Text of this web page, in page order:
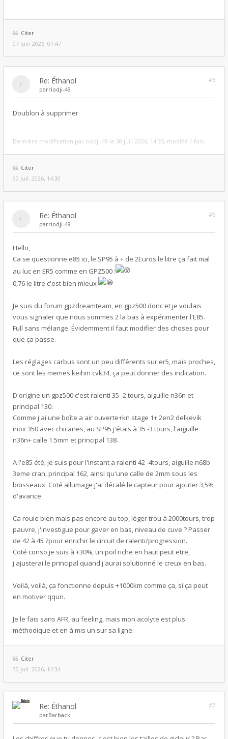
Citer
07 juin 2026, 07:47
Re: Éthanol
#5
parriodji-49
Doublon à supprimer
Dernière modification par riodji-49 le 30 juil. 2026, 14:35, modifié 1 fois.
Citer
30 juil. 2026, 14:30
Re: Éthanol
#6
parriodji-49
Hello,
Ca se questionne e85 ici, le SP95 à + de 2Euros le litre ça fait mal
au luc en ER5 comme en GPZ500 :
0,76 le litre c'est bien mieux
Je suis du forum gpzdreamteam, en gpz500 donc et je voulais
vous signaler que nous sommes 2 la bas à expérimenter l'E85.
Full sans mélange. Évidemment il faut modifier des choses pour
que ça passe.
Les réglages carbus sont un peu différents sur er5, mais proches,
ce sont les memes keihin cvk34, ça peut donner des indication.
D'origine un gpz500 c'est ralenti 35 -2 tours, aiguille n36n et
principal 130.
Comme j'ai une boîte a air ouverte+kn stage 1+ 2en2 delkevik
inox 350 avec chicanes, au SP95 j'étais à 35 -3 tours, l'aiguille
n36n+ calle 1.5mm et principal 138.
A l'e85 été, je suis pour l'instant a ralenti 42 -4tours, aiguille n68b
3eme cran, principal 162, ainsi qu'une calle de 2mm sous les
boisseaux. Coté allumage j'ai décalé le capteur pour ajouter 3,5%
d'avance.
Ca roule bien mais pas encore au top, léger trou à 2000tours, trop
pauvre, j'investigue pour gaver en bas, niveau de cuve ? Passer
de 42 à 45 ?pour enrichir le circuit de ralenti/progression.
Coté conso je suis à +30%, un poil riche en haut peut etre,
j'ajusterai le principal quand j'aurai solutionné le creux en bas.
Voilà, voilà, ça fonctionne depuis +1000km comme ça, si ça peut
en motiver qqun.
Je le fais sans AFR, au feeling, mais mon acolyte est plus
méthodique et en à mis un sur sa ligne.
Citer
30 juil. 2026, 14:34
Re: Éthanol
#7
parBarback